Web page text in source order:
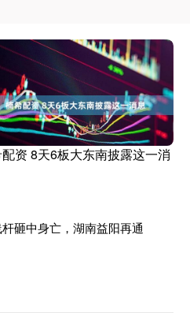
资 8天6板大东南披露这一消
砸中身亡，湖南益阳再通